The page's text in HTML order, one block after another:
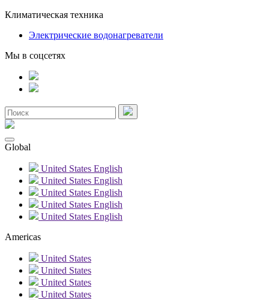
Климатическая техника
Электрические водонагреватели
Мы в соцсетях
Global
United States English
United States English
United States English
United States English
United States English
Americas
United States
United States
United States
United States